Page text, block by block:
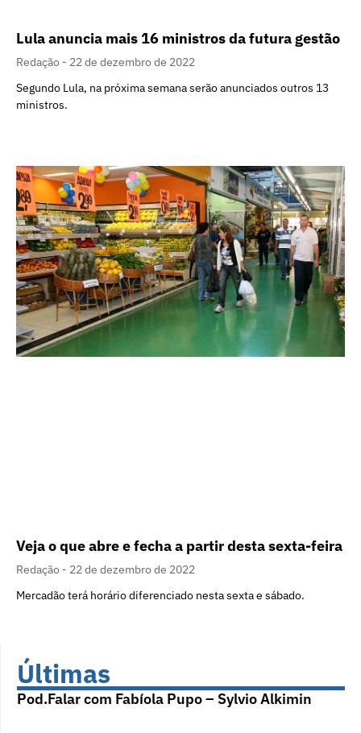
Lula anuncia mais 16 ministros da futura gestão
Redação
22 de dezembro de 2022
Segundo Lula, na próxima semana serão anunciados outros 13
ministros.
Veja o que abre e fecha a partir desta sexta-feira
Redação
22 de dezembro de 2022
Mercadão terá horário diferenciado nesta sexta e sábado.
Últimas
Pod.Falar com Fabíola Pupo – Sylvio Alkimin